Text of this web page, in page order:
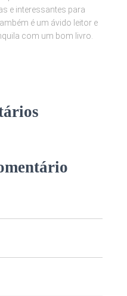
e interessantes para
é um ávido leitor e
com um bom livro.